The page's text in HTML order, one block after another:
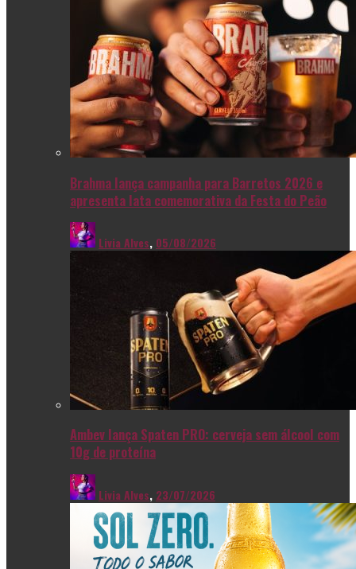
Brahma lança campanha para Barretos 2026 e
apresenta lata comemorativa da Festa do Peão
Livia Alves, 05/08/2026
Ambev lança Spaten PRO: cerveja sem álcool com
10g de proteína
Livia Alves, 23/07/2026